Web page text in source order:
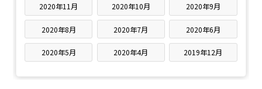
2020年11月 2020年10月 2020年9月
2020年8月 2020年7月 2020年6月
2020年5月 2020年4月 2019年12月